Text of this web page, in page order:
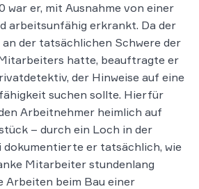
war er, mit Ausnahme von einer
arbeitsunfähig erkrankt. Da der
der tatsächlichen Schwere der
hatte, beauftragte er
der Hinweise auf eine
suchen sollte. Hierfür
Arbeitnehmer heimlich auf
– durch ein Loch in der
dokumentierte er tatsächlich, wie
Mitarbeiter stundenlang
Arbeiten beim Bau einer